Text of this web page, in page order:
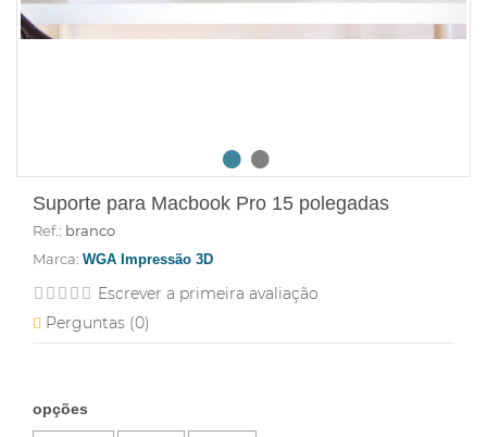
Suporte para Macbook Pro 15 polegadas
Ref.: branco
Marca: WGA Impressão 3D
Escrever a primeira avaliação
Perguntas (0)
opções